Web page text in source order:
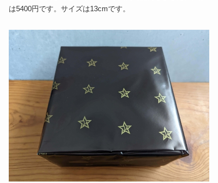
は5400円です。サイズは13cmです。